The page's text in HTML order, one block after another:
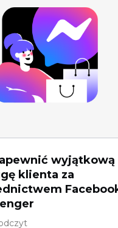
wyjątkową
klienta za